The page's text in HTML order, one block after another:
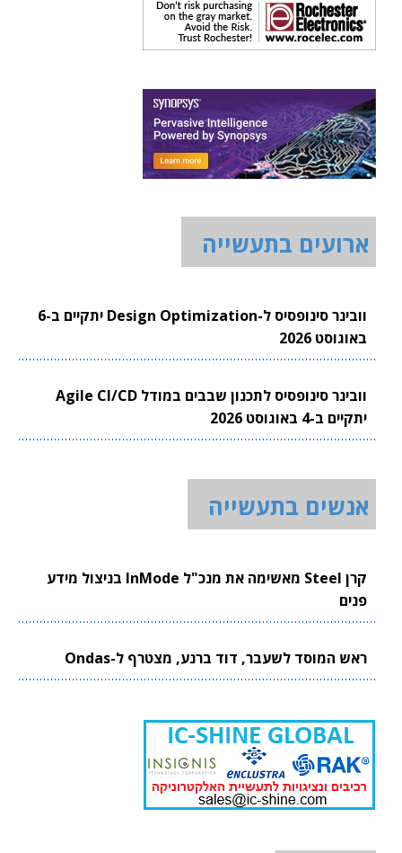
ארועים בתעשייה
וובינר סינופסיס ל-Design Optimization יתקיים ב-6
באוגוסט 2026
וובינר סינופסיס לתכנון שבבים במודל Agile CI/CD
יתקיים ב-4 באוגוסט 2026
אנשים בתעשייה
קרן Steel מאשימה את מנכ"ל InMode בניצול מידע
פנים
ראש המוסד לשעבר, דוד ברנע, מצטרף ל-Ondas